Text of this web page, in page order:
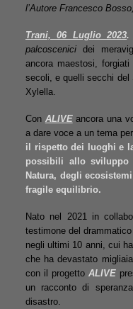
l’Autore Francesco
Trani, 06 Luglio 2023.
palcoscenici dei
ancora maestosi,
secoli, e quelli secchi del
Xylella.
Con ALIVEancora una
a dare voce a un tema
il rispetto dei luoghi e
possibili allo sviluppo
Natura, degli
fragile equilibrio.
Nato nel 2021 in
testimone del
negli ultimi 10 anni, cui
che ha devastato
con il progetto ALIVE
un racconto di
disastro.